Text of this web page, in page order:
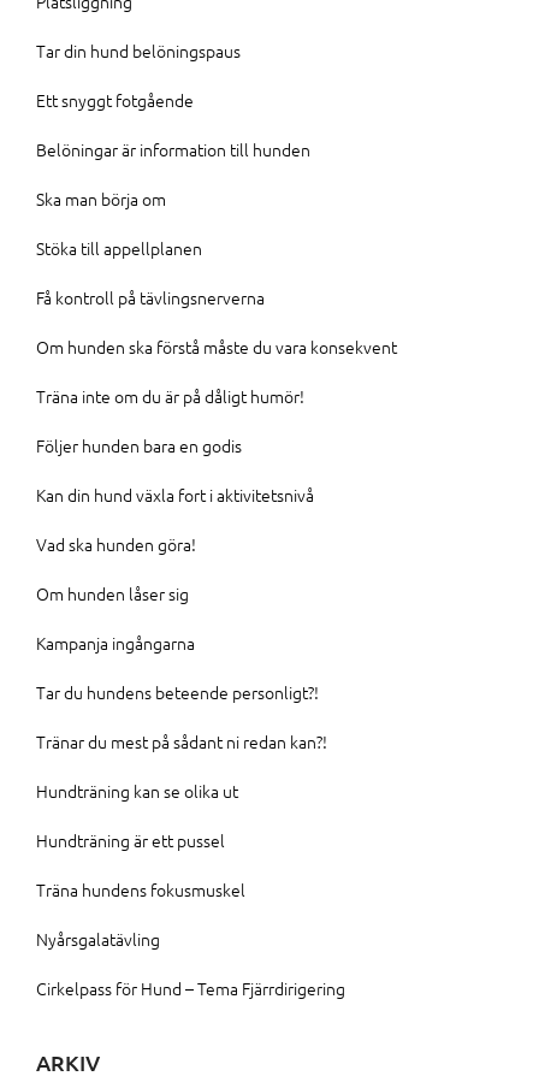
Tar din hund belöningspaus
Ett snyggt fotgående
Belöningar är information till hunden
Ska man börja om
Stöka till appellplanen
Få kontroll på tävlingsnerverna
Om hunden ska förstå måste du vara konsekvent
Träna inte om du är på dåligt humör!
Följer hunden bara en godis
Kan din hund växla fort i aktivitetsnivå
Vad ska hunden göra!
Om hunden låser sig
Kampanja ingångarna
Tar du hundens beteende personligt?!
Tränar du mest på sådant ni redan kan?!
Hundträning kan se olika ut
Hundträning är ett pussel
Träna hundens fokusmuskel
Nyårsgalatävling
Cirkelpass för Hund – Tema Fjärrdirigering
ARKIV